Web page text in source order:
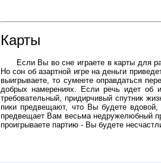
Карты
Если Вы во сне играете в карты для
Но сон об азартной игре на деньги
выигрываете, то сумеете оправдаться
добрых намерениях. Если речь идет об
требовательный, придирчивый спутник
пики предвещают, что Вы будете
предвещает Вам весьма недружелюбный
проигрываете партию - Вы будете